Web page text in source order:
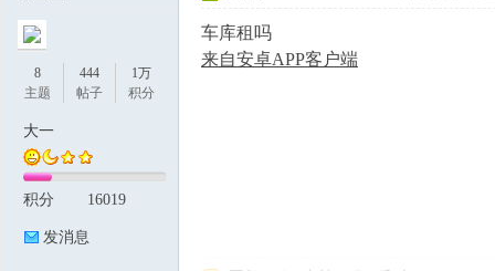
8
主题
444
帖子
1万
积分
大一
积分 16019
发消息
车库租吗
来自安卓APP客户端